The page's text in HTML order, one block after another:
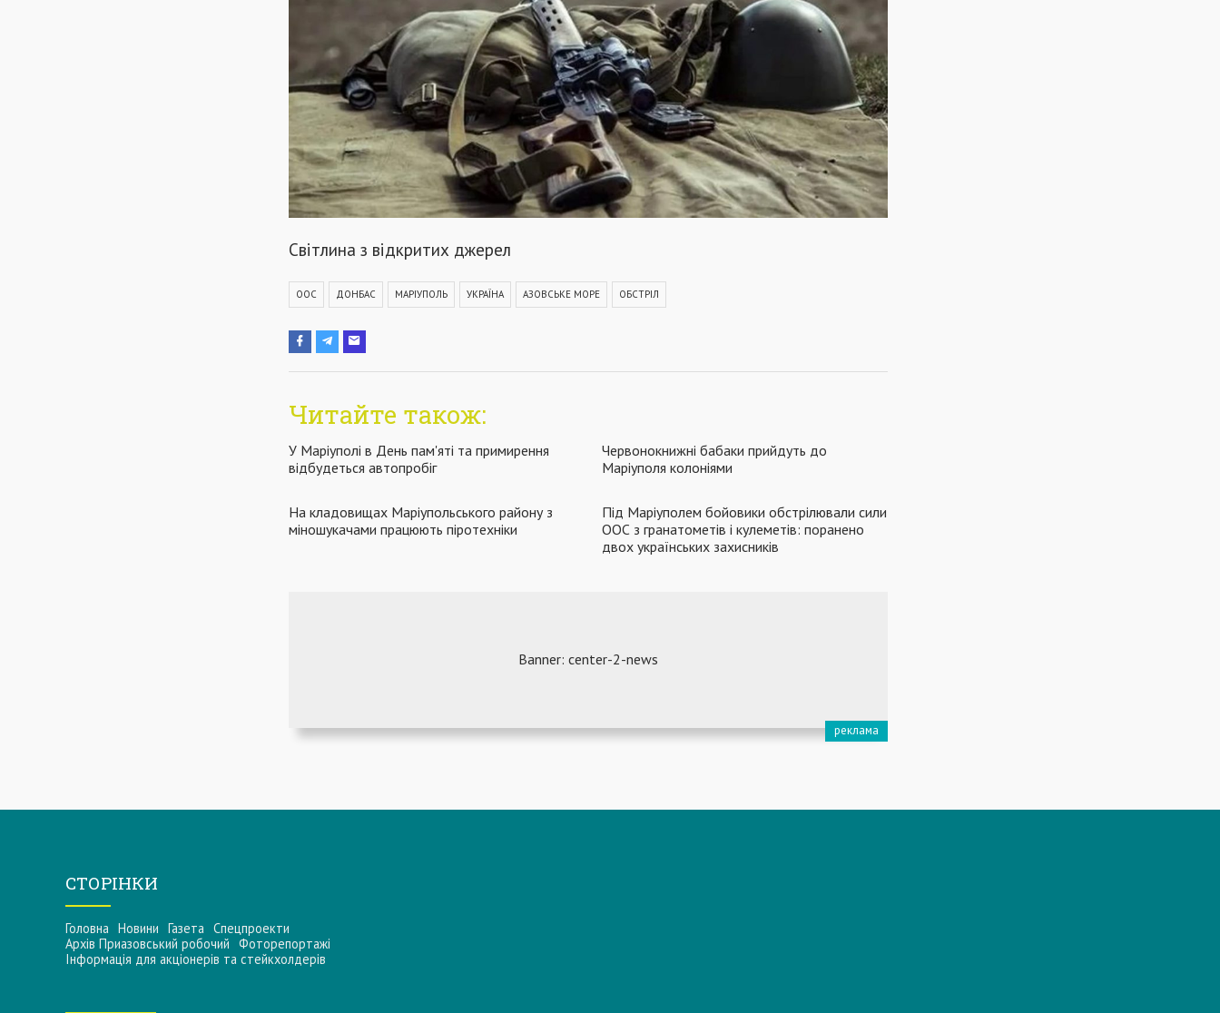
Світлина з відкритих джерел
ООС ДОНБАС МАРІУПОЛЬ УКРАЇНА АЗОВСЬКЕ МОРЕ ОБСТРІЛ
Читайте також:
У Маріуполі в День пам'яті та примирення
відбудеться автопробіг
Червонокнижні бабаки прийдуть до
Маріуполя колоніями
На кладовищах Маріупольського району з
міношукачами працюють піротехніки
Під Маріуполем бойовики обстрілювали сили
ООС з гранатометів і кулеметів: поранено
двох українських захисників
СТОРІНКИ
Головна Новини Газета Спецпроекти
Архів Приазовський робочий Фоторепортажі
Інформацiя для акцiонерiв та стейкхолдерiв